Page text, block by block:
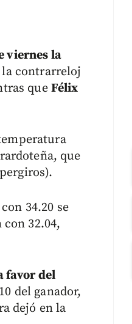
viernes la
contrarreloj
que Félix
que
34.20 se
32.04,
favor del
del ganador,
dejó en la